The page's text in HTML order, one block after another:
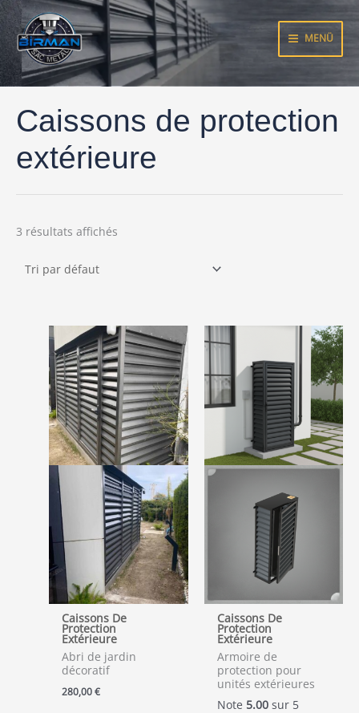
Aller
au
contenu
MENÜ
Caissons de protection
extérieure
3 résultats affichés
Caissons De
Protection
Extérieure
Abri de jardin
décoratif
280,00€
Caissons De
Protection
Extérieure
Armoire de
protection pour
unités extérieures
Note 5.00sur 5